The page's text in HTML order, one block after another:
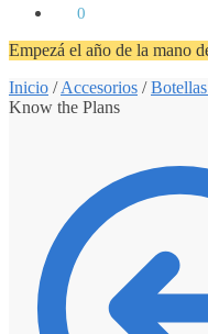
0
Empezá el año de la mano
Inicio /Accesorios /
Know the Plans